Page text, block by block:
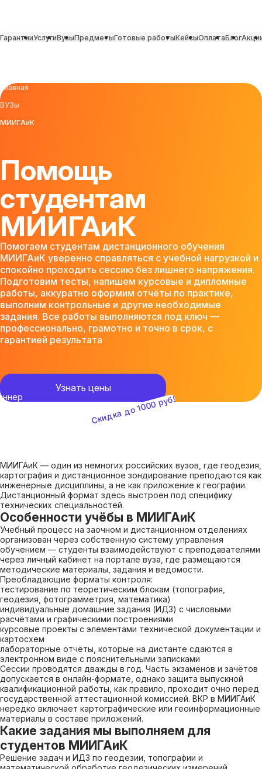
ГарантииУслугиВузыПредметыГотовые работыКейсыОплатаБлог
Главная
ВУЗы
МИИГАиК
Помощь
студентам
МИИГАиК
Помогаем студентам дистанционного обучения
МИИГАиК уверенно справляться с учебной нагрузкой и
спокойно проходить сессию без лишнего напряжения.
Подготовим тесты, напишем курсовые и дипломные
работы, аккуратно оформим отчёты по практике,
выполним контрольные и другие необходимые
задания. Все работы выполняются под ключ —
профессионально, грамотно и точно в срок, с
гарантией результата
Узнать цены
Скидка до 1000 руб!
МИИГАиК — один из немногих российских вузов, где геодезия,
картография и дистанционное зондирование преподаются как
инженерные дисциплины, а не как приложение к географии.
Дистанционный формат здесь выстроен под специфику
технических специальностей.
Особенности учёбы в МИИГАиК
Учебный процесс на заочном и дистанционном отделениях
организован через собственную систему управления
обучением — студенты взаимодействуют с преподавателями
через личный кабинет на портале вуза, где размещаются
методические материалы, задания и ведомости.
Преобладающие форматы контроля:
тестирование по теоретическим блокам (топография,
геодезия, фотограмметрия, математика)
индивидуальные домашние задания (ИДЗ) с числовыми
расчётами и графическими построениями
курсовые проекты с элементами технической документации и
картосхем
лабораторные отчёты, которые на дистанте сдаются в
электронном виде с пояснительными записками
Сессии проводятся дважды в год. Часть экзаменов и зачётов
допускается в онлайн-формате, однако защита выпускной
квалификационной работы, как правило, проходит очно перед
государственной аттестационной комиссией. ВКР в МИИГАиК
нередко включает картографические или геоинформационные
материалы в составе приложений.
Какие задания мы выполняем для
студентов МИИГАиК
Решение задач и ИДЗ по геодезии, топографии и